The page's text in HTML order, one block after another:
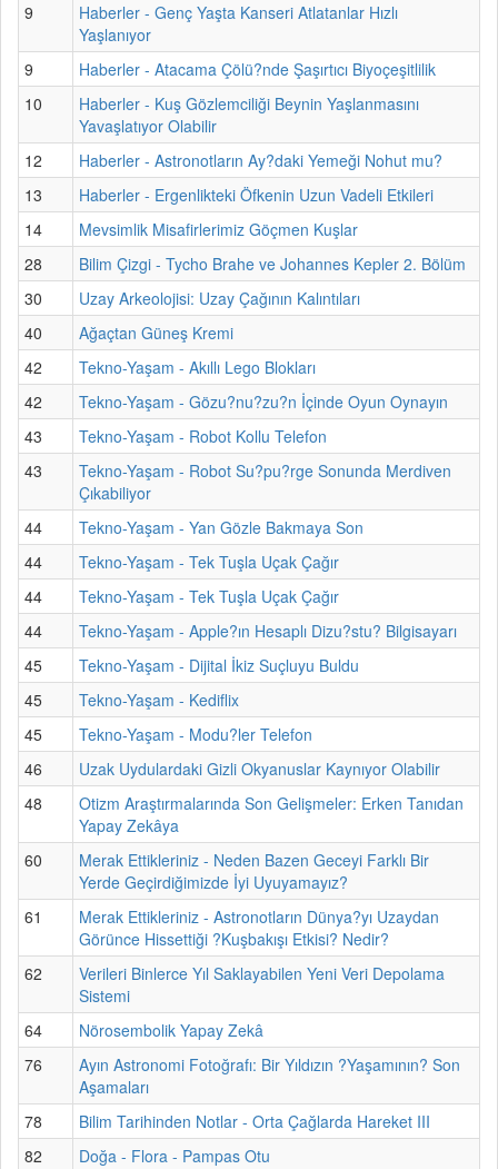
9
Haberler - Genç Yaşta Kanseri Atlatanlar Hızlı
Yaşlanıyor
9
Haberler - Atacama Çölü?nde Şaşırtıcı Biyoçeşitlilik
10
Haberler - Kuş Gözlemciliği Beynin Yaşlanmasını
Yavaşlatıyor Olabilir
12
Haberler - Astronotların Ay?daki Yemeği Nohut mu?
13
Haberler - Ergenlikteki Öfkenin Uzun Vadeli Etkileri
14
Mevsimlik Misafirlerimiz Göçmen Kuşlar
28
Bilim Çizgi - Tycho Brahe ve Johannes Kepler 2. Bölüm
30
Uzay Arkeolojisi: Uzay Çağının Kalıntıları
40
Ağaçtan Güneş Kremi
42
Tekno-Yaşam - Akıllı Lego Blokları
42
Tekno-Yaşam - Gözu?nu?zu?n İçinde Oyun Oynayın
43
Tekno-Yaşam - Robot Kollu Telefon
43
Tekno-Yaşam - Robot Su?pu?rge Sonunda Merdiven
Çıkabiliyor
44
Tekno-Yaşam - Yan Gözle Bakmaya Son
44
Tekno-Yaşam - Tek Tuşla Uçak Çağır
44
Tekno-Yaşam - Tek Tuşla Uçak Çağır
44
Tekno-Yaşam - Apple?ın Hesaplı Dizu?stu? Bilgisayarı
45
Tekno-Yaşam - Dijital İkiz Suçluyu Buldu
45
Tekno-Yaşam - Kediflix
45
Tekno-Yaşam - Modu?ler Telefon
46
Uzak Uydulardaki Gizli Okyanuslar Kaynıyor Olabilir
48
Otizm Araştırmalarında Son Gelişmeler: Erken Tanıdan
Yapay Zekâya
60
Merak Ettikleriniz - Neden Bazen Geceyi Farklı Bir
Yerde Geçirdiğimizde İyi Uyuyamayız?
61
Merak Ettikleriniz - Astronotların Dünya?yı Uzaydan
Görünce Hissettiği ?Kuşbakışı Etkisi? Nedir?
62
Verileri Binlerce Yıl Saklayabilen Yeni Veri Depolama
Sistemi
64
Nörosembolik Yapay Zekâ
76
Ayın Astronomi Fotoğrafı: Bir Yıldızın ?Yaşamının? Son
Aşamaları
78
Bilim Tarihinden Notlar - Orta Çağlarda Hareket III
82
Doğa - Flora - Pampas Otu